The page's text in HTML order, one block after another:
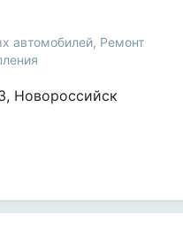
автомобилей, Ремонт
, Новороссийск